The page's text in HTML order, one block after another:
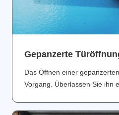
Gepanzerte
Das Öffnen einer
Vorgang. Überlassen Sie ihn